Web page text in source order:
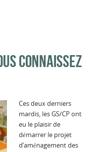
CONNAISSEZ
Ces deux derniers
mardis, les GS/CP ont
eu le plaisir de
démarrer le projet
d’aménagement des